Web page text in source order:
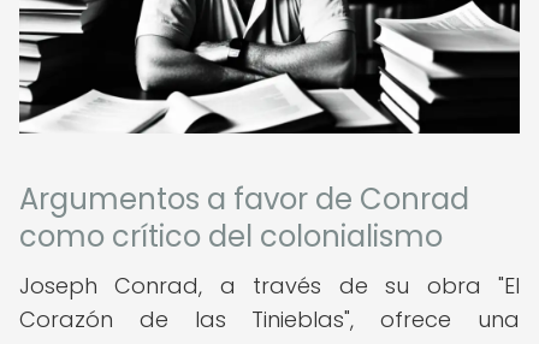
Argumentos a favor de Conrad
como crítico del colonialismo
Joseph Conrad, a través de su obra "El
Corazón de las Tinieblas", ofrece una